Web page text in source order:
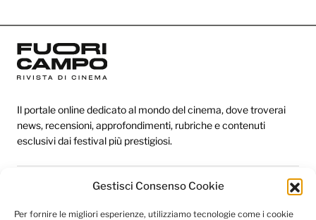
Gestisci Consenso Cookie
Per fornire le migliori esperienze, utilizziamo tecnologie come i cookie
Il portale online dedicato al mondo del cinema, dove troverai
news, recensioni, approfondimenti, rubriche e contenuti
esclusivi dai festival più prestigiosi.
Redazione